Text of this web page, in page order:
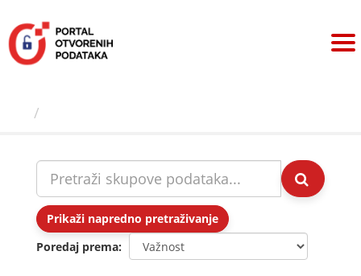
sadržaj
Prikaži napredno pretraživanje
Poredaj prema